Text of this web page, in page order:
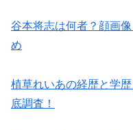
谷本将志は何者？顔画
め
植草れいあの経歴と学
底調査！